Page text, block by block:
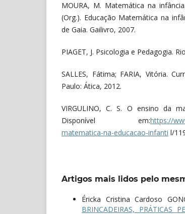
MOURA, M. Matemática na
(Org.). Educação Matemática na
de Gaia. Gailivro, 2007.
PIAGET, J. Psicologia e Pedagogia.
SALLES, Fátima; FARIA, Vitória.
Paulo: Ática, 2012.
VIRGULINO, C. S. O ensino da
Disponível em:https://
matematica-na-educacao-infanti l/
Artigos mais lidos pelo
Éricka Cristina Cardoso
BRINCADEIRAS, PRÁTICAS